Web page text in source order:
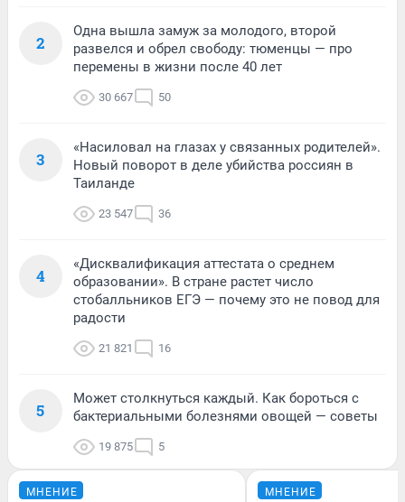
2
Одна вышла замуж за молодого, второй
развелся и обрел свободу: тюменцы — про
перемены в жизни после 40 лет
30 667 50
3
«Насиловал на глазах у связанных родителей».
Новый поворот в деле убийства россиян в
Таиланде
23 547 36
4
«Дисквалификация аттестата о среднем
образовании». В стране растет число
стобалльников ЕГЭ — почему это не повод для
радости
21 821 16
5
Может столкнуться каждый. Как бороться с
бактериальными болезнями овощей — советы
19 875 5
МНЕНИЕ МНЕНИЕ